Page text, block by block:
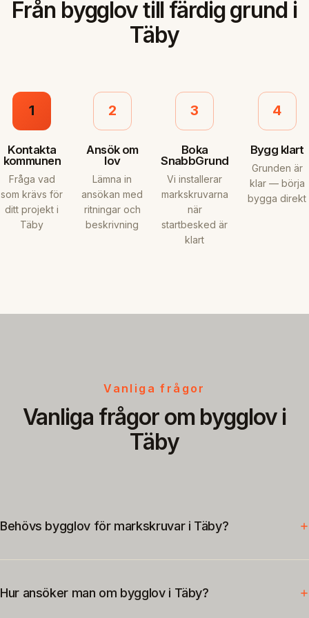
Från bygglov till färdig grund i
Täby
1
Kontakta
kommunen
Fråga vad
som krävs för
ditt projekt i
Täby
2
Ansök om
lov
Lämna in
ansökan med
ritningar och
beskrivning
3
Boka
SnabbGrund
Vi installerar
markskruvarna
när
startbesked är
klart
4
Bygg klart
Grunden är
klar — börja
bygga direkt
Vanliga frågor
Vanliga frågor om bygglov i
Täby
Behövs bygglov för markskruvar i Täby?
Hur ansöker man om bygglov i Täby?